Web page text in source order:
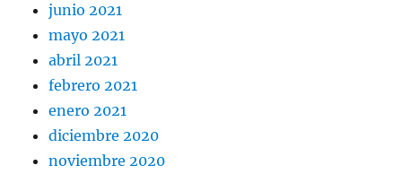
junio 2021
mayo 2021
abril 2021
febrero 2021
enero 2021
diciembre 2020
noviembre 2020